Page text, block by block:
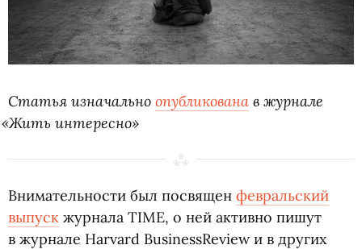
Статья изначально опубликована в журнале
«Жить интересно»
Внимательности был посвящен февральский
выпуск журнала TIME, о ней активно пишут
в журнале Harvard BusinessReview и в других